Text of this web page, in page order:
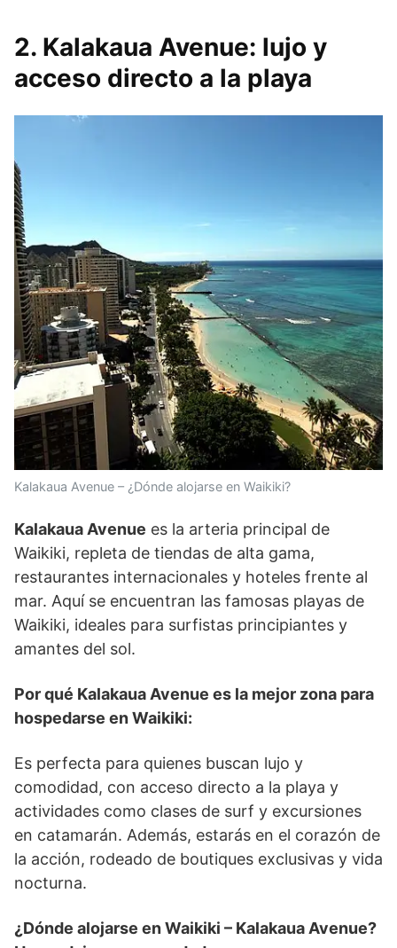
2. Kalakaua Avenue: lujo y
acceso directo a la playa
Kalakaua Avenue – ¿Dónde alojarse en Waikiki?
Kalakaua Avenue es la arteria principal de
Waikiki, repleta de tiendas de alta gama,
restaurantes internacionales y hoteles frente al
mar. Aquí se encuentran las famosas playas de
Waikiki, ideales para surfistas principiantes y
amantes del sol.
Por qué Kalakaua Avenue es la mejor zona para
hospedarse en Waikiki:
Es perfecta para quienes buscan lujo y
comodidad, con acceso directo a la playa y
actividades como clases de surf y excursiones
en catamarán. Además, estarás en el corazón de
la acción, rodeado de boutiques exclusivas y vida
nocturna.
¿Dónde alojarse en Waikiki – Kalakaua Avenue?